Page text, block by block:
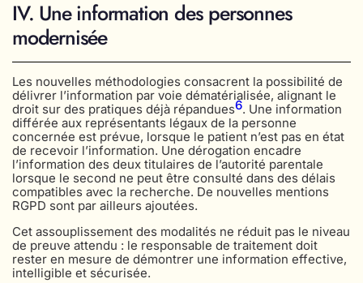
IV. Une information des personnes
modernisée
Les nouvelles méthodologies consacrent la possibilité de
délivrer l’information par voie dématérialisée, alignant le
droit sur des pratiques déjà répandues6. Une information
différée aux représentants légaux de la personne
concernée est prévue, lorsque le patient n’est pas en état
de recevoir l’information. Une dérogation encadre
l’information des deux titulaires de l’autorité parentale
lorsque le second ne peut être consulté dans des délais
compatibles avec la recherche. De nouvelles mentions
RGPD sont par ailleurs ajoutées.
Cet assouplissement des modalités ne réduit pas le niveau
de preuve attendu : le responsable de traitement doit
rester en mesure de démontrer une information effective,
intelligible et sécurisée.